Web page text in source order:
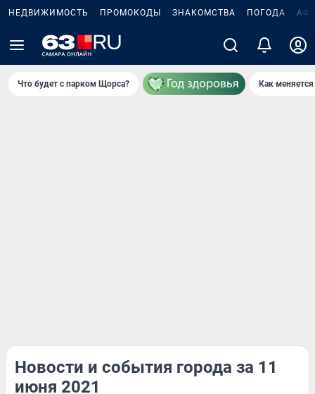
НЕДВИЖИМОСТЬ ПРОМОКОДЫ ЗНАКОМСТВА ПОГОДА
Что будет с парком Щорса? Как
Новости и события города за 11
июня 2021